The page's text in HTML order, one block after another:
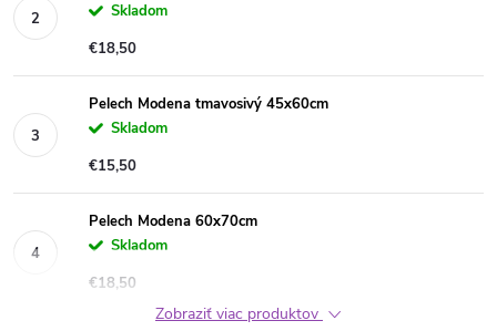
Skladom
€18,50
Pelech Modena tmavosivý 45x60cm
Skladom
€15,50
Pelech Modena 60x70cm
Skladom
€18,50
Zobraziť viac produktov